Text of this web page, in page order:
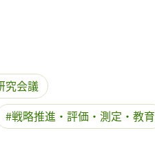
究会議
戦略推進・評価・測定・教育